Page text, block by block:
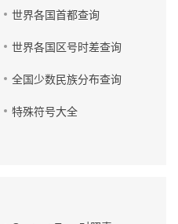
世界各国首都查询
世界各国区号时差查询
全国少数民族分布查询
特殊符号大全